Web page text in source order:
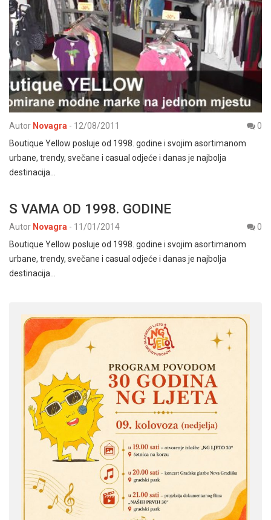
Autor Novagra - 12/08/2011
0
Boutique Yellow posluje od 1998. godine i svojim asortimanom
urbane, trendy, svečane i casual odjeće i danas je najbolja
destinacija…
S VAMA OD 1998. GODINE
Autor Novagra - 11/01/2014
0
Boutique Yellow posluje od 1998. godine i svojim asortimanom
urbane, trendy, svečane i casual odjeće i danas je najbolja
destinacija…